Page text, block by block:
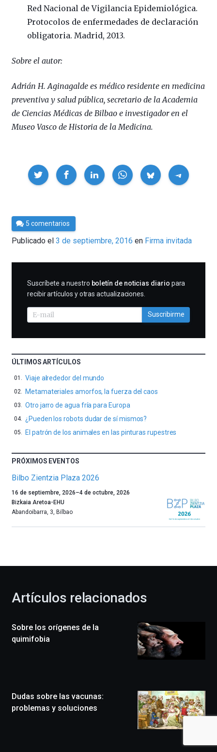
Red Nacional de Vigilancia Epidemiológica.
Protocolos de enfermedades de declaración
obligatoria. Madrid, 2013.
Sobre el autor:
Adrián H. Aginagalde es médico residente en medicina
preventiva y salud pública, secretario de la Academia
de Ciencias Médicas de Bilbao e investigador en el
Museo Vasco de Historia de la Medicina.
Compartir
Por
César
Tomé
5 comentarios
Publicado el 3 de septiembre, 2016 en Firma invitada
SUSCRIBIRME
Suscríbete a nuestro boletín de noticias diario para
recibir artículos y otras actualizaciones.
Suscribirme
ÚLTIMOS ARTÍCULOS
Viaje alrededor del mundo
Metamateriales amorfos, la fuerza del caos
Otro jarro de agua fría para Europa
¿Pueden los robots dudar de sí mismos?
El patrón de los animales en las pinturas rupestres
PRÓXIMOS EVENTOS
Bilbo Zientzia Plaza 2026
Un
año
más,
celebración
novena
edición
un
festival
16 de septiembre, 2026–4 de octubre, 2026
Bizkaia Aretoa-EHU
Abandoibarra, 3 Bilbao
Artículos relacionados
Sobre los orígenes de la
quimifobia
Dudas sobre las vacunas:
problemas y soluciones